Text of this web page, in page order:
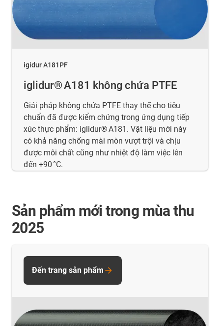
igidur A181PF
iglidur® A181 không chứa PTFE
Giải pháp không chứa PTFE thay thế cho tiêu
chuẩn đã được kiểm chứng trong ứng dụng tiếp
xúc thực phẩm: iglidur® A181. Vật liệu mới này
có khả năng chống mài mòn vượt trội và chịu
được môi chất cũng như nhiệt độ làm việc lên
đến +90 °C.
Sản phẩm mới trong mùa thu
2025
Đến trang sản phẩm